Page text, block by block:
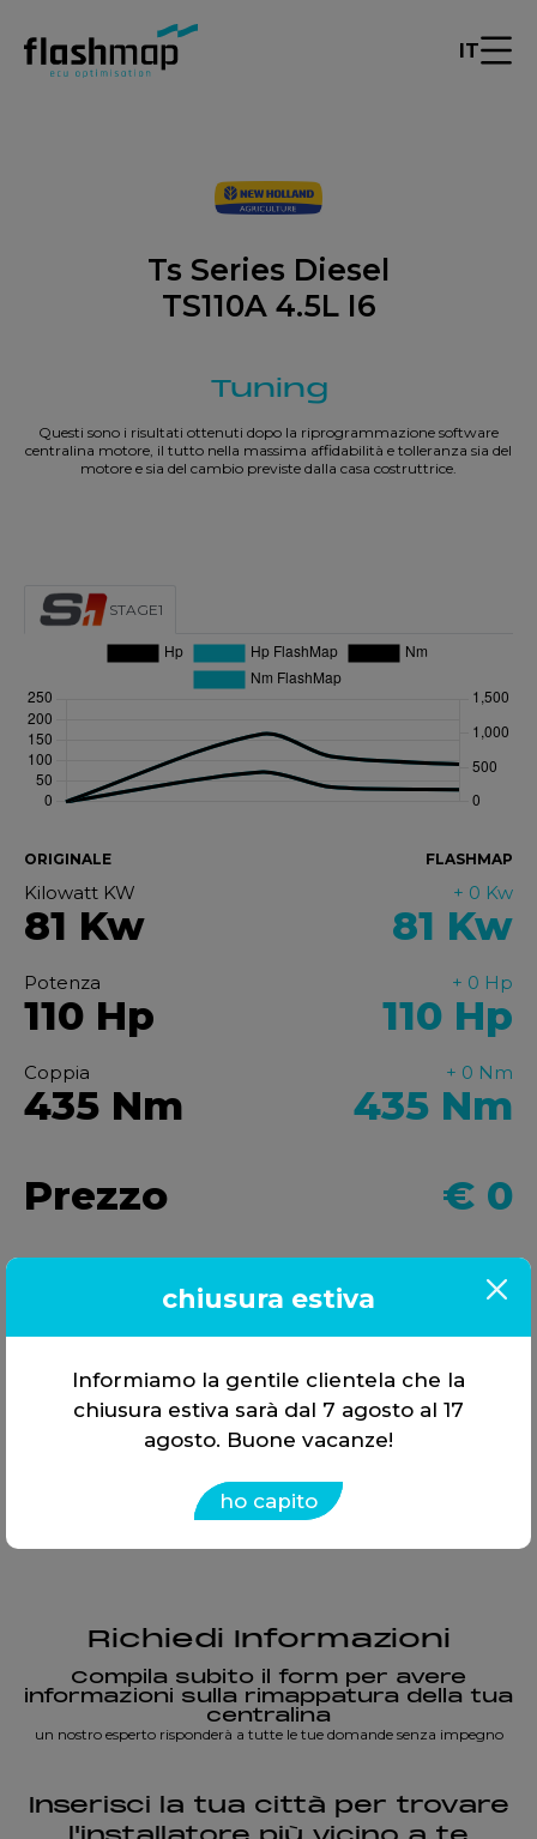
IT
Ts Series Diesel
TS110A 4.5L I6
Tuning
Questi sono i risultati ottenuti dopo la riprogrammazione software
centralina motore, il tutto nella massima affidabilità e tolleranza sia del
motore e sia del cambio previste dalla casa costruttrice.
STAGE1
ORIGINALE FLASHMAP
Kilowatt KW
81 Kw
+ 0 Kw
81 Kw
Potenza
110 Hp
+ 0 Hp
110 Hp
Coppia
435 Nm
+ 0 Nm
435 Nm
Prezzo
€ 0
DTC OFF Vmax OFF EGR OFF
DPF OFF SCR (ADblue OFF)
Richiedi Informazioni
Compila subito il form per avere
informazioni sulla rimappatura della tua
centralina
un nostro esperto risponderà a tutte le tue domande senza impegno
Inserisci la tua città per trovare
chiusura estiva
Informiamo la gentile clientela che la
chiusura estiva sarà dal 7 agosto al 17
agosto. Buone vacanze!
ho capito